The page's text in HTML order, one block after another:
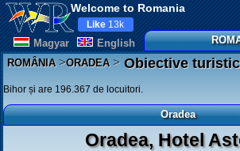
Welcome to Romania
Magyar English
Like 13k
ROMÂNIA>ORADEA>Obiective
Bihor și are 196.367 de locuitori.
Oradea
Oradea, Hotel